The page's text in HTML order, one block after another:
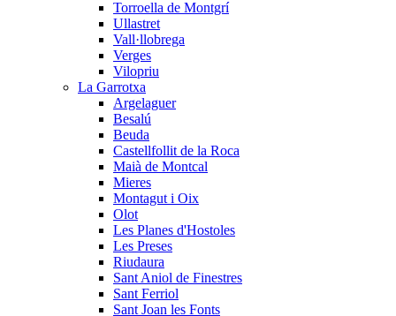
Torroella de Montgrí
Ullastret
Vall·llobrega
Verges
Vilopriu
La Garrotxa
Argelaguer
Besalú
Beuda
Castellfollit de la Roca
Maià de Montcal
Mieres
Montagut i Oix
Olot
Les Planes d'Hostoles
Les Preses
Riudaura
Sant Aniol de Finestres
Sant Ferriol
Sant Joan les Fonts